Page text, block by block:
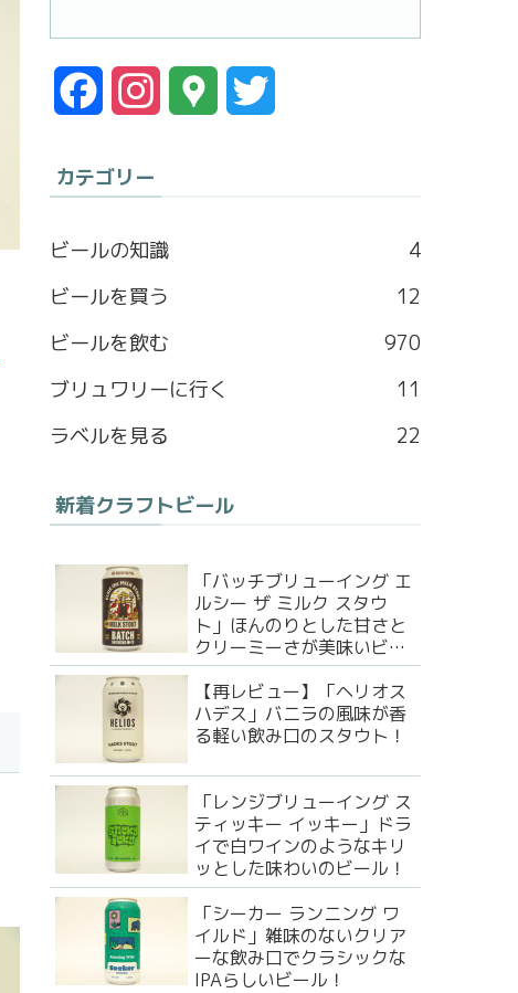
c
b
o
o
k
t
a
g
r
a
M
カテゴリー
ビールの知識
4
ビールを買う
12
ビールを飲む
970
ブリュワリーに行く
11
ラベルを見る
22
新着クラフトビール
「バッチブリューイング エ
ルシー ザ ミルク スタウ
ト」ほんのりとした甘さと
クリーミーさが美味いビー
ル！
【再レビュー】「ヘリオス
ハデス」バニラの風味が香
る軽い飲み口のスタウト！
「レンジブリューイング ス
ティッキー イッキー」ドラ
イで白ワインのようなキリ
ッとした味わいのビール！
「シーカー ランニング ワ
イルド」雑味のないクリア
ーな飲み口でクラシックな
IPAらしいビール！